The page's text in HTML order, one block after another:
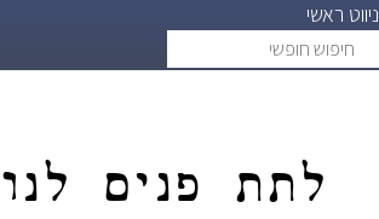
ניווט ראשי
חופשי
לתת פנים